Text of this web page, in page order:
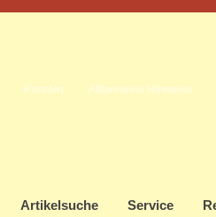
Kontakt Allgemeine Hinweise
Artikelsuche Service